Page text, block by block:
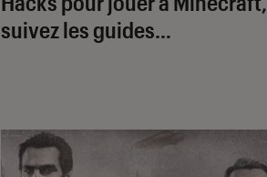
suivez les guides…